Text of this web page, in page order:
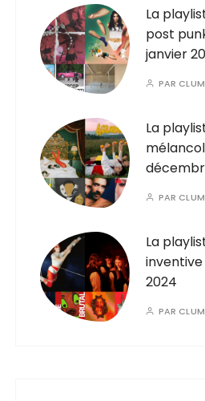
La
post
janvier
PAR
La
PAR
La
2024
PAR